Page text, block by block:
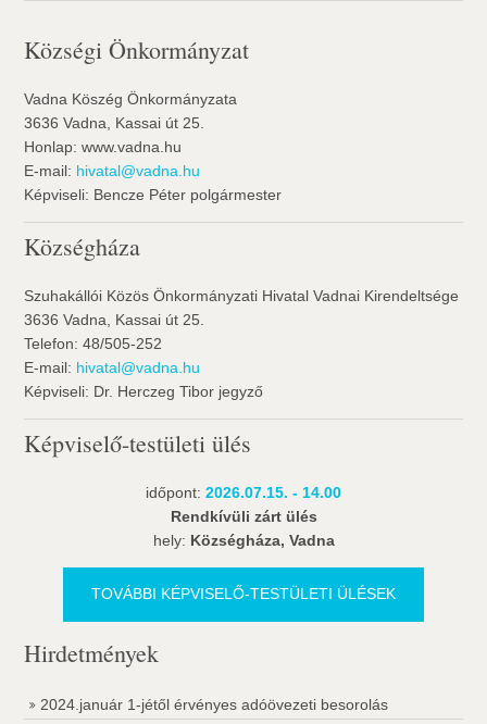
Községi Önkormányzat
Vadna Köszég Önkormányzata
3636 Vadna, Kassai út 25.
Honlap: www.vadna.hu
E-mail: hivatal@vadna.hu
Képviseli: Bencze Péter polgármester
Községháza
Szuhakállói Közös Önkormányzati Hivatal Vadnai Kirendeltsége
3636 Vadna, Kassai út 25.
Telefon: 48/505-252
E-mail: hivatal@vadna.hu
Képviseli: Dr. Herczeg Tibor jegyző
Képviselő-testületi ülés
időpont: 2026.07.15. - 14.00
Rendkívüli zárt ülés
hely: Községháza, Vadna
TOVÁBBI KÉPVISELŐ-TESTÜLETI ÜLÉSEK
Hirdetmények
2024.január 1-jétől érvényes adóövezeti besorolás